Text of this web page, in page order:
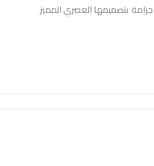
بتصميمها العصري المميز